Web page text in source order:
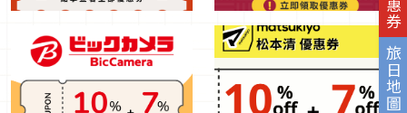
旅日地圖